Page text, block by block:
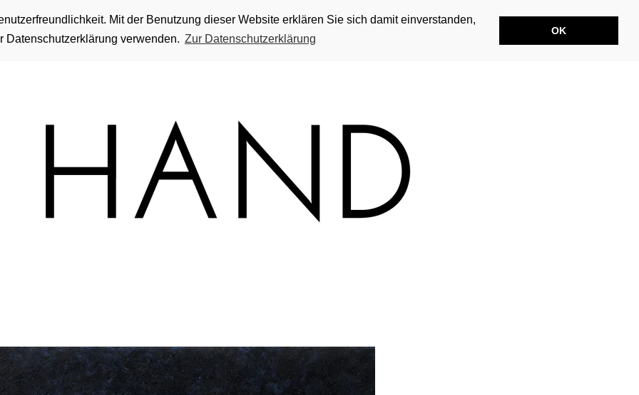
Mit der Benutzung dieser Website erklären Sie sich damit einverstanden,
Datenschutzerklärung verwenden. Zur Datenschutzerklärung
OK